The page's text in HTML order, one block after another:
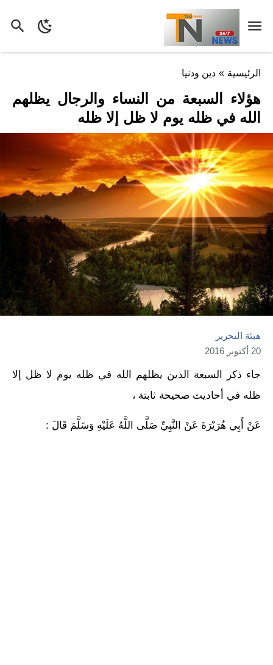
الرئيسية » دين ودنيا
هؤلاء السبعة من النساء والرجال يظلهم
الله في ظله يوم لا ظل إلا ظله
هيئة التحرير
20 أكتوبر 2016
جاء ذكر السبعة الذين يظلهم الله في ظله يوم لا ظل إلا
ظله في أحاديث صحيحة ثابتة ،
عَنْ أَبِي هُرَيْرَةَ عَنْ النَّبِيِّ صَلَّى اللَّهُ عَلَيْهِ وَسَلَّمَ قَالَ :